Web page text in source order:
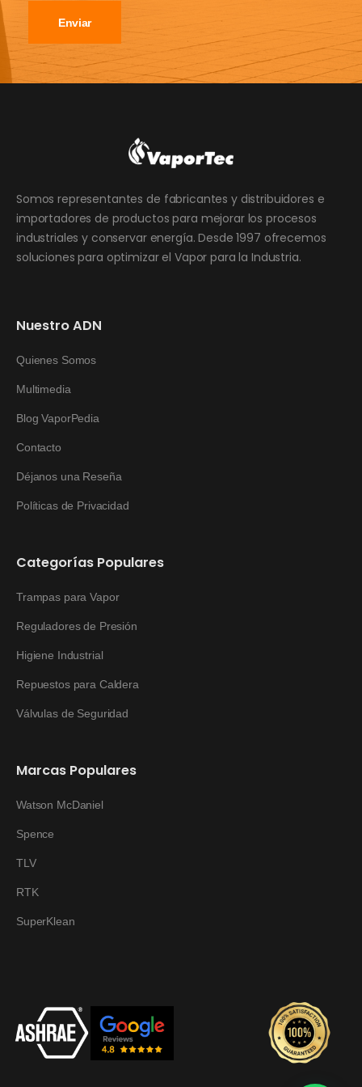
Enviar
Somos representantes de fabricantes y distribuidores e
importadores de productos para mejorar los procesos
industriales y conservar energía. Desde 1997 ofrecemos
soluciones para optimizar el Vapor para la Industria.
Nuestro ADN
Quienes Somos
Multimedia
Blog VaporPedia
Contacto
Déjanos una Reseña
Políticas de Privacidad
Categorías Populares
Trampas para Vapor
Reguladores de Presión
Higiene Industrial
Repuestos para Caldera
Válvulas de Seguridad
Marcas Populares
Watson McDaniel
Spence
TLV
RTK
SuperKlean